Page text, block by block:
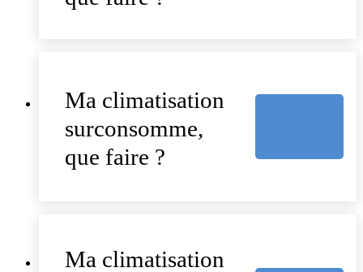
Ma climatisation
surconsomme,
que faire ?
Ma climatisation